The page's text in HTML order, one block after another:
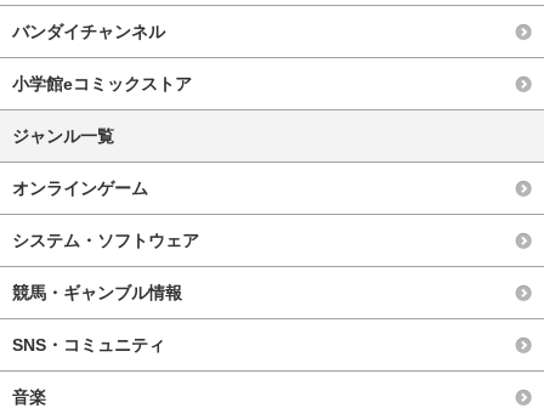
バンダイチャンネル
小学館eコミックストア
ジャンル一覧
オンラインゲーム
システム・ソフトウェア
競馬・ギャンブル情報
SNS・コミュニティ
音楽